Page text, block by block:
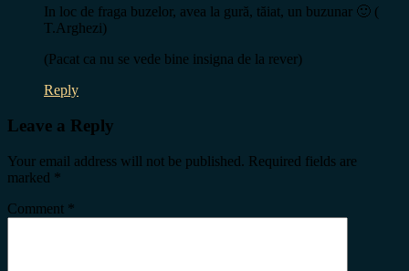
In loc de fraga buzelor, avea la gură, tăiat, un buzunar 🙂 (
T.Arghezi)
(Pacat ca nu se vede bine insigna de la rever)
Reply
Leave a Reply
Your email address will not be published. Required fields are
marked *
Comment *